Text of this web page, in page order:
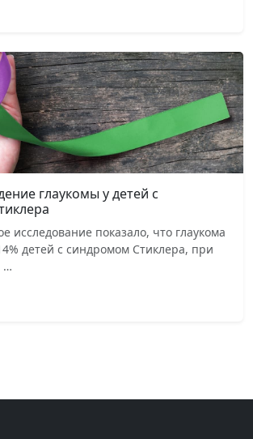
глаукомы у детей с
исследование показало, что глаукома
детей с синдромом Стиклера, при
…